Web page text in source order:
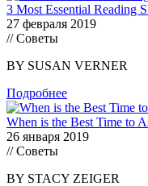
3 Most Essential Reading
27 февраля 2019
// Советы
BY SUSAN VERNER
Подробнее
When is the Best Time to
26 января 2019
// Советы
BY STACY ZEIGER